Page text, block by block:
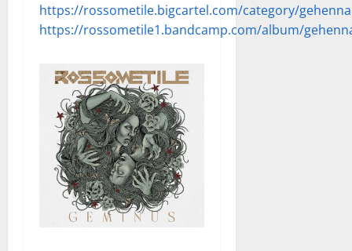
https://rossometile.bigcartel.com/category/gehenna
https://rossometile1.bandcamp.com/album/